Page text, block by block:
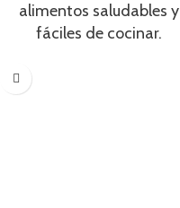
alimentos saludables y
fáciles de cocinar.